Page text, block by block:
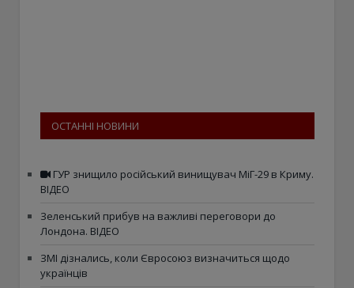
ОСТАННІ НОВИНИ
ГУР знищило російський винищувач МіГ-29 в Криму.
ВІДЕО
Зеленський прибув на важливі переговори до
Лондона. ВІДЕО
ЗМІ дізнались, коли Євросоюз визначиться щодо
українців